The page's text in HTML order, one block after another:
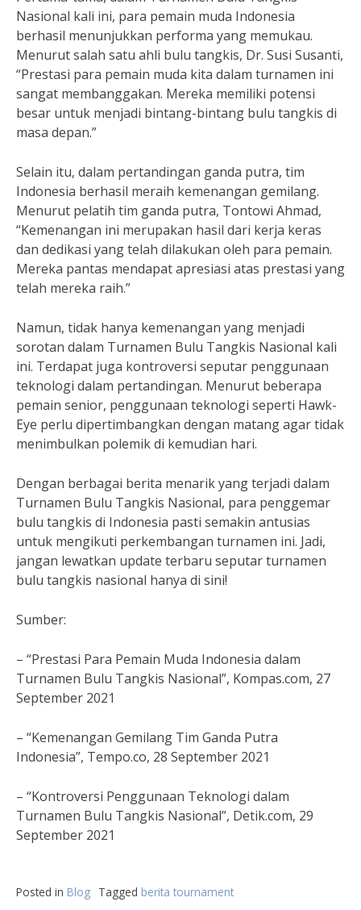
Nasional kali ini, para pemain muda Indonesia
berhasil menunjukkan performa yang memukau.
Menurut salah satu ahli bulu tangkis, Dr. Susi Susanti,
“Prestasi para pemain muda kita dalam turnamen ini
sangat membanggakan. Mereka memiliki potensi
besar untuk menjadi bintang-bintang bulu tangkis di
masa depan.”
Selain itu, dalam pertandingan ganda putra, tim
Indonesia berhasil meraih kemenangan gemilang.
Menurut pelatih tim ganda putra, Tontowi Ahmad,
“Kemenangan ini merupakan hasil dari kerja keras
dan dedikasi yang telah dilakukan oleh para pemain.
Mereka pantas mendapat apresiasi atas prestasi yang
telah mereka raih.”
Namun, tidak hanya kemenangan yang menjadi
sorotan dalam Turnamen Bulu Tangkis Nasional kali
ini. Terdapat juga kontroversi seputar penggunaan
teknologi dalam pertandingan. Menurut beberapa
pemain senior, penggunaan teknologi seperti Hawk-
Eye perlu dipertimbangkan dengan matang agar tidak
menimbulkan polemik di kemudian hari.
Dengan berbagai berita menarik yang terjadi dalam
Turnamen Bulu Tangkis Nasional, para penggemar
bulu tangkis di Indonesia pasti semakin antusias
untuk mengikuti perkembangan turnamen ini. Jadi,
jangan lewatkan update terbaru seputar turnamen
bulu tangkis nasional hanya di sini!
Sumber:
– “Prestasi Para Pemain Muda Indonesia dalam
Turnamen Bulu Tangkis Nasional”, Kompas.com, 27
September 2021
– “Kemenangan Gemilang Tim Ganda Putra
Indonesia”, Tempo.co, 28 September 2021
– “Kontroversi Penggunaan Teknologi dalam
Turnamen Bulu Tangkis Nasional”, Detik.com, 29
September 2021
Posted in Blog Tagged berita tournament